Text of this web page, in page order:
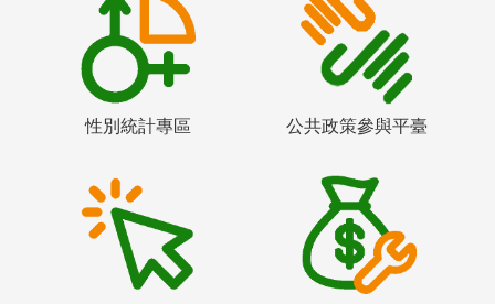
性別統計專區 公共政策參與平臺